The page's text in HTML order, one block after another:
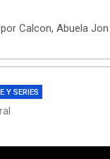
Calcon, Abuela
Y SERIES